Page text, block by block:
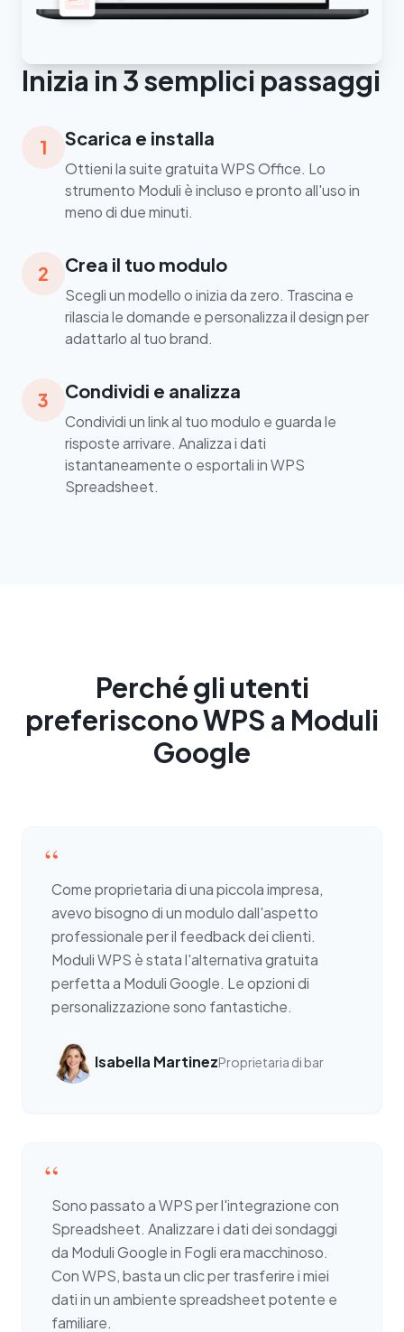
Inizia in 3 semplici passaggi
1 Scarica e installa
Ottieni la suite gratuita WPS Office. Lo
strumento Moduli è incluso e pronto all'uso in
meno di due minuti.
2 Crea il tuo modulo
Scegli un modello o inizia da zero. Trascina e
rilascia le domande e personalizza il design per
adattarlo al tuo brand.
3 Condividi e analizza
Condividi un link al tuo modulo e guarda le
risposte arrivare. Analizza i dati
istantaneamente o esportali in WPS
Spreadsheet.
Perché gli utenti
preferiscono WPS a Moduli
Google
“
Come proprietaria di una piccola impresa,
avevo bisogno di un modulo dall'aspetto
professionale per il feedback dei clienti.
Moduli WPS è stata l'alternativa gratuita
perfetta a Moduli Google. Le opzioni di
personalizzazione sono fantastiche.
Isabella MartinezProprietaria di bar
“
Sono passato a WPS per l'integrazione con
Spreadsheet. Analizzare i dati dei sondaggi
da Moduli Google in Fogli era macchinoso.
Con WPS, basta un clic per trasferire i miei
dati in un ambiente spreadsheet potente e
familiare.